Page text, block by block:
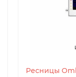
Ресницы